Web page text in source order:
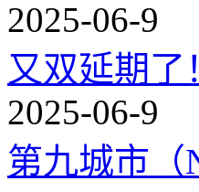
2025-06-9
又双延期了
2025-06-9
第九城市（